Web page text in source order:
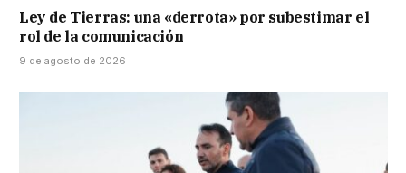
Ley de Tierras: una «derrota» por subestimar el
rol de la comunicación
9 de agosto de 2026